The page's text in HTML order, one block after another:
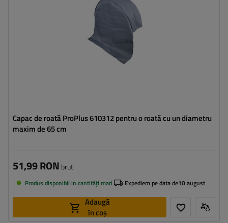
Capac de roată ProPlus 610312 pentru o roată cu un diametru
maxim de 65 cm
51,99 RON brut
Produs disponibil in cantități mari Expediem pe data de10 august
Adaugă
în coș